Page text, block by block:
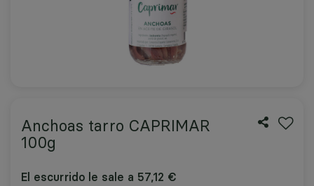
Anchoas tarro CAPRIMAR
100g
El escurrido le sale a 57,12 €